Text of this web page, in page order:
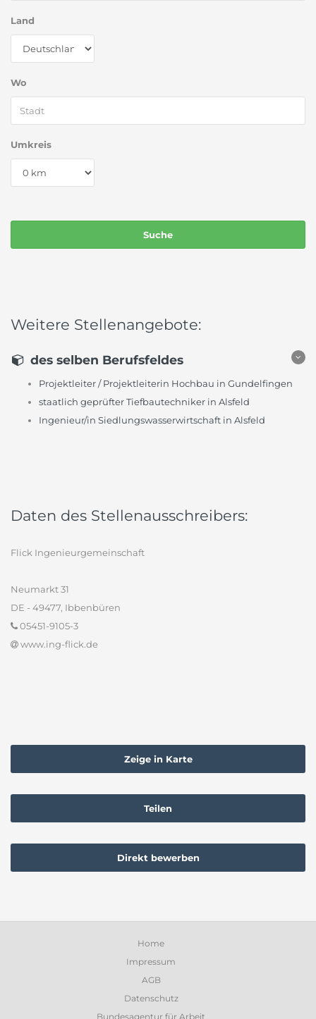
Land
Wo
Umkreis
Weitere Stellenangebote:
des selben Berufsfeldes
Projektleiter / Projektleiterin Hochbau in Gundelfingen
staatlich geprüfter Tiefbautechniker in Alsfeld
Ingenieur/in Siedlungswasserwirtschaft in Alsfeld
Daten des Stellenausschreibers:
Flick Ingenieurgemeinschaft
Neumarkt 31
DE - 49477, Ibbenbüren
05451-9105-3
www.ing-flick.de
Zeige in Karte
Teilen
Direkt bewerben
Home
Impressum
AGB
Datenschutz
Bundesagentur für Arbeit